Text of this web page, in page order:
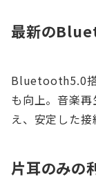
最新の
Bluetooth5.0搭
も向上。音楽
え、安定した接
片耳のみの